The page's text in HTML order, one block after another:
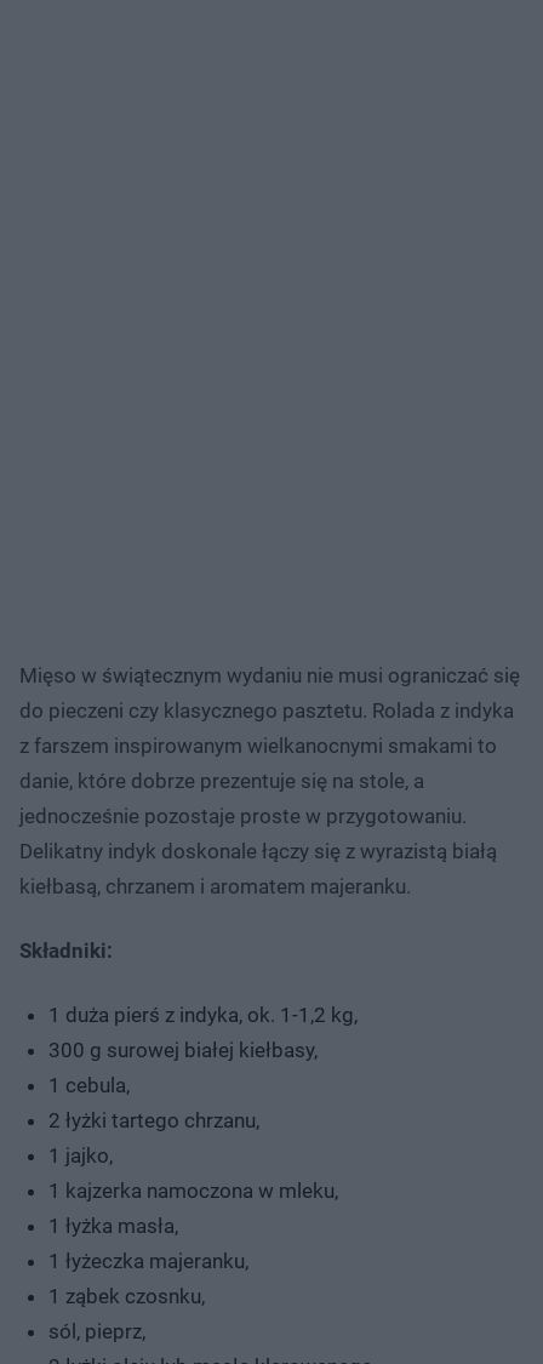
Mięso w świątecznym wydaniu nie musi ograniczać się
do pieczeni czy klasycznego pasztetu. Rolada z indyka
z farszem inspirowanym wielkanocnymi smakami to
danie, które dobrze prezentuje się na stole, a
jednocześnie pozostaje proste w przygotowaniu.
Delikatny indyk doskonale łączy się z wyrazistą białą
kiełbasą, chrzanem i aromatem majeranku.
Składniki:
1 duża pierś z indyka, ok. 1-1,2 kg,
300 g surowej białej kiełbasy,
1 cebula,
2 łyżki tartego chrzanu,
1 jajko,
1 kajzerka namoczona w mleku,
1 łyżka masła,
1 łyżeczka majeranku,
1 ząbek czosnku,
sól, pieprz,